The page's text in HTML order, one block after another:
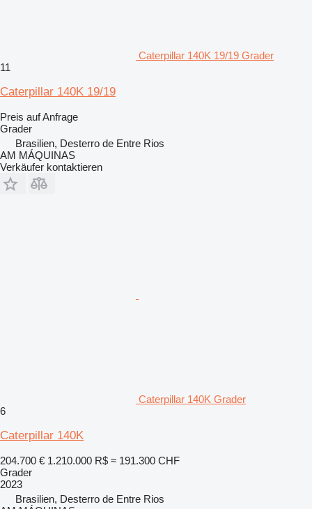
Caterpillar 140K 19/19 Grader
11
Caterpillar 140K 19/19
Preis auf Anfrage
Grader
Brasilien, Desterro de Entre Rios
AM MÁQUINAS
Verkäufer kontaktieren
Caterpillar 140K Grader
6
Caterpillar 140K
204.700 € 1.210.000 R$ ≈ 191.300 CHF
Grader
2023
Brasilien, Desterro de Entre Rios